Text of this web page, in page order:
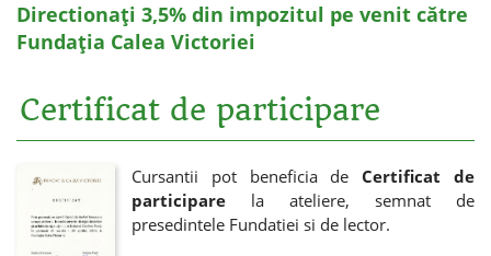
Directionați 3,5% din impozitul pe venit către
Fundația Calea Victoriei
Certificat de participare
Cursantii pot beneficia de Certificat de
participare la ateliere, semnat de
presedintele Fundatiei si de lector.